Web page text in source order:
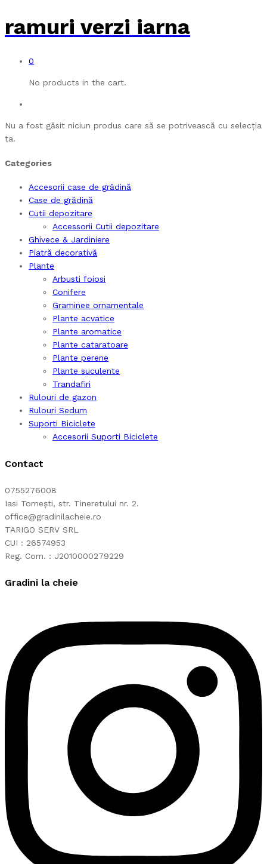
ramuri verzi iarna
0
No products in the cart.
Nu a fost găsit niciun produs care să se potrivească cu selecția
ta.
Categories
Accesorii case de grădină
Case de grădină
Cutii depozitare
Accessorii Cutii depozitare
Ghivece & Jardiniere
Piatră decorativă
Plante
Arbusti foiosi
Conifere
Graminee ornamentale
Plante acvatice
Plante aromatice
Plante cataratoare
Plante perene
Plante suculente
Trandafiri
Rulouri de gazon
Rulouri Sedum
Suporti Biciclete
Accesorii Suporti Biciclete
Contact
0755276008
Iasi Tomești, str. Tineretului nr. 2.
office@gradinilacheie.ro
TARIGO SERV SRL
CUI : 26574953
Reg. Com. : J2010000279229
Gradini la cheie